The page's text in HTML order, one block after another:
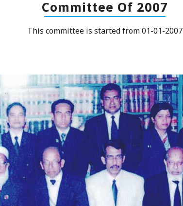
Committee Of 2007
This committee is started from 01-01-2007